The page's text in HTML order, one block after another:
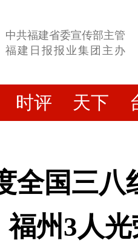
中共福建省委宣传部主管
福建日报报业集团主办
时评 天下
全国三
福州3人